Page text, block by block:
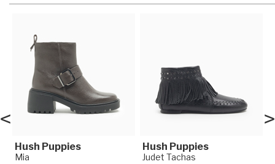
<
Hush Puppies
Mia
Hush Puppies
Judet Tachas
>